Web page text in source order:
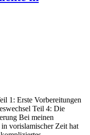
1: Erste Vorbereitungen
Teil 4: Die
Bei meinen
vorislamischer Zeit hat